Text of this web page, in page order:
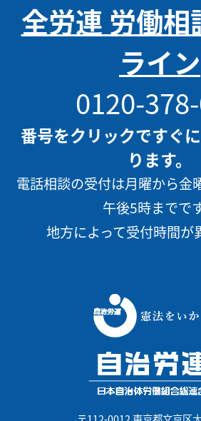
全労連 労働相
ライン
0120-
番号をクリックですぐ
ります。
電話相談の受付は月曜から金
午後5時までです
地方によって受付時間が